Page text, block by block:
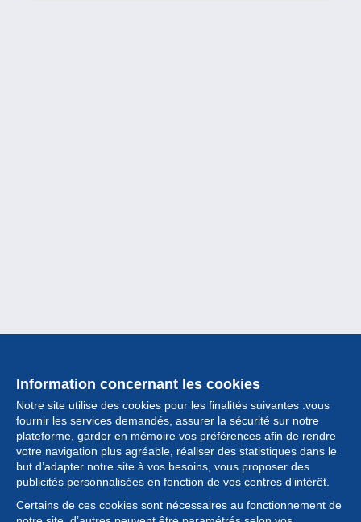
Information concernant les cookies
Notre site utilise des cookies pour les finalités suivantes :vous
fournir les services demandés, assurer la sécurité sur notre
plateforme, garder en mémoire vos préférences afin de rendre
votre navigation plus agréable, réaliser des statistiques dans le
but d’adapter notre site à vos besoins, vous proposer des
publicités personnalisées en fonction de vos centres d’intérêt.
Certains de ces cookies sont nécessaires au fonctionnement de
Collection
Actualités